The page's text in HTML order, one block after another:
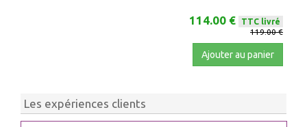
114.00 €
TTC livré
119.00 €
Ajouter au panier
Les expériences clients